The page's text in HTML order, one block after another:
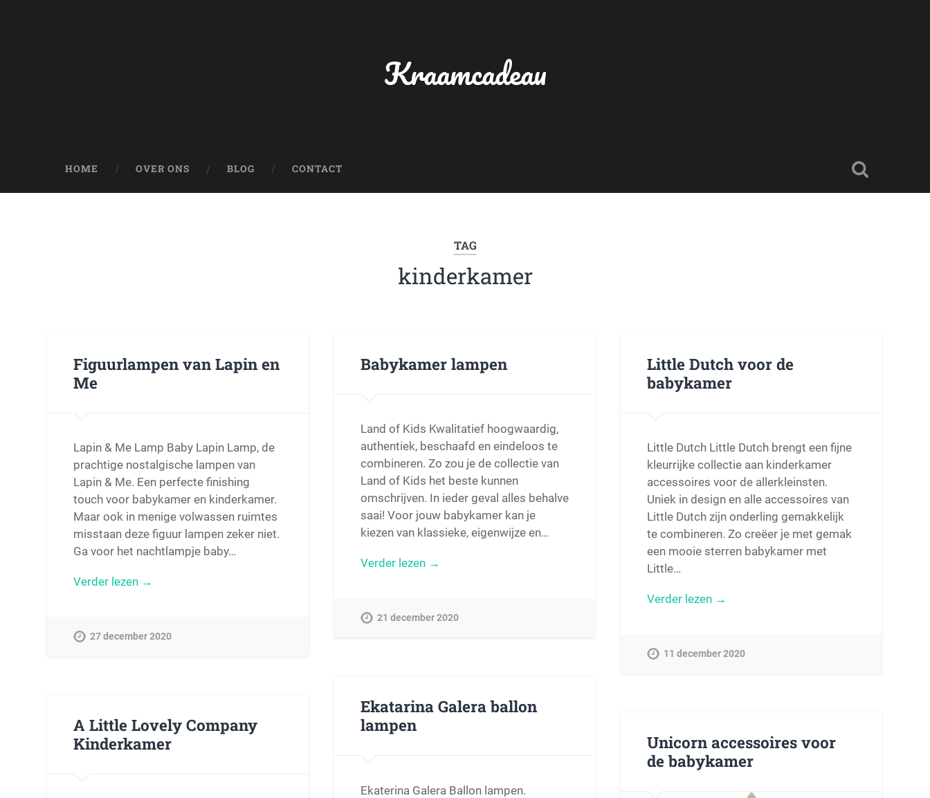
Kraamcadeau
HOME OVER ONS BLOG CONTACT
TAG
kinderkamer
Figuurlampen van Lapin en
Me
Lapin & Me Lamp Baby Lapin Lamp, de
prachtige nostalgische lampen van
Lapin & Me. Een perfecte finishing
touch voor babykamer en kinderkamer.
Maar ook in menige volwassen ruimtes
misstaan deze figuur lampen zeker niet.
Ga voor het nachtlampje baby…
Verder lezen →
27 december 2020
Babykamer lampen
Land of Kids Kwalitatief hoogwaardig,
authentiek, beschaafd en eindeloos te
combineren. Zo zou je de collectie van
Land of Kids het beste kunnen
omschrijven. In ieder geval alles behalve
saai! Voor jouw babykamer kan je
kiezen van klassieke, eigenwijze en…
Verder lezen →
21 december 2020
Little Dutch voor de
babykamer
Little Dutch Little Dutch brengt een fijne
kleurrijke collectie aan kinderkamer
accessoires voor de allerkleinsten.
Uniek in design en alle accessoires van
Little Dutch zijn onderling gemakkelijk
te combineren. Zo creëer je met gemak
een mooie sterren babykamer met
Little…
Verder lezen →
11 december 2020
Ekatarina Galera ballon
lampen
Ekaterina Galera Ballon lampen.
A Little Lovely Company
Kinderkamer
Unicorn accessoires voor
de babykamer